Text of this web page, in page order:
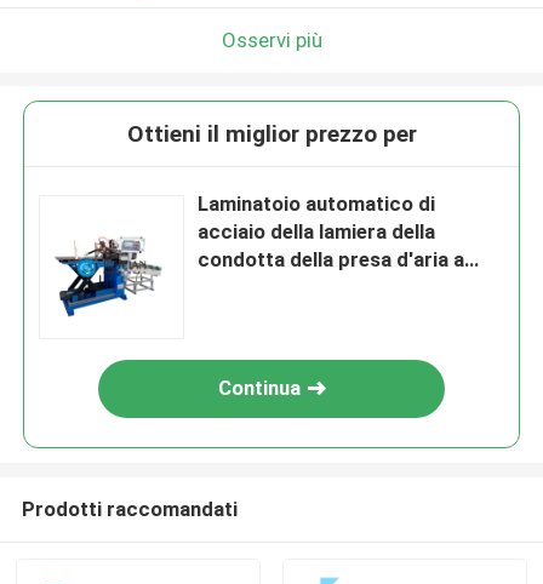
Osservi più
Ottieni il miglior prezzo per
Laminatoio automatico di
acciaio della lamiera della
condotta della presa d'aria a
Continua
Prodotti raccomandati